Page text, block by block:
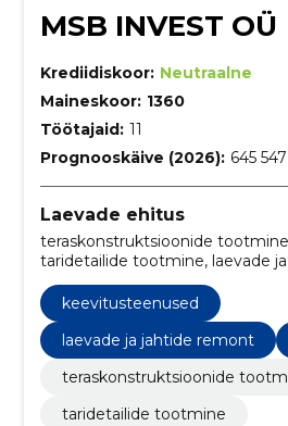
MSB INVEST OÜ
Krediidiskoor: Neutraalne
Maineskoor: 1360
Töötajaid: 11
Prognooskäive (2026): 645
Laevade ehitus
teraskonstruktsioonide
taridetailide tootmine, laevade
keevitusteenused
laevade ja jahtide remont
teraskonstruktsioonide
taridetailide tootmine